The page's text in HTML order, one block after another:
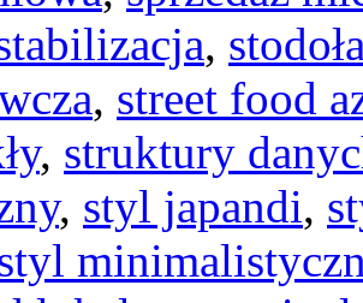
,
, street food
, struktury
, styl japandi,